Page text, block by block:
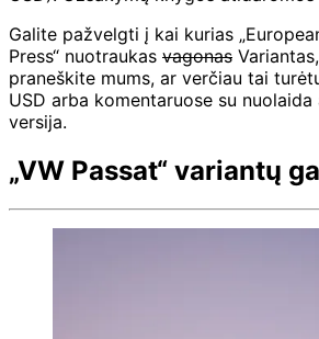
Galite pažvelgti į kai kurias
Press“ nuotraukas vagonas
praneškite mums, ar verčiau tai
USD arba komentaruose su
versija.
„VW Passat“ variantų